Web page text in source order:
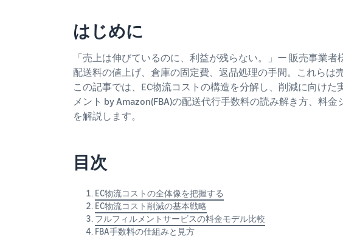
質問に答えておすすめページを見つける
はじめに
「売上は伸びているのに、利益が残らない。」ー 販売事業
配送料の値上げ、倉庫の固定費、返品処理の手間。これらは
この記事では、EC物流コストの構造を分解し、削減に向け
メント by Amazon(FBA)の配送代行手数料の読み解き方、料
を解説します。
目次
EC物流コストの全体像を把握する
EC物流コスト削減の基本戦略
フルフィルメントサービスの料金モデル比較
FBA手数料の仕組みと見方